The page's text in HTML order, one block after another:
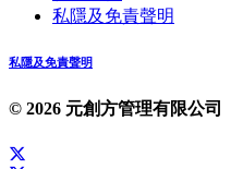
私隱及免責聲明
私隱及免責聲明
© 2026 元創方管理有限公司